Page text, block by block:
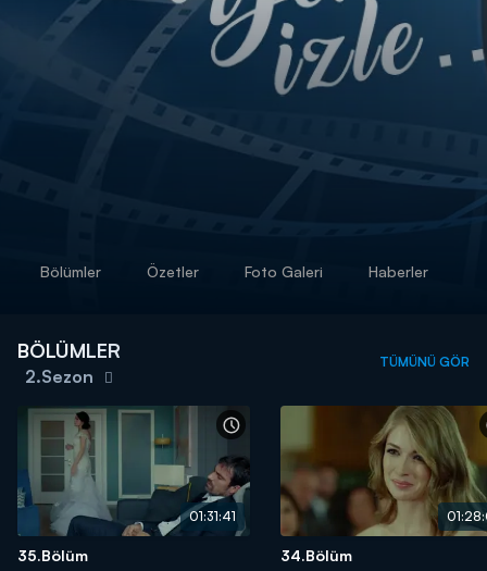
Bölümler Özetler Foto Galeri Haberler
BÖLÜMLER
2.Sezon
TÜMÜNÜ GÖR
01:31:41
35.Bölüm 34.Bölüm